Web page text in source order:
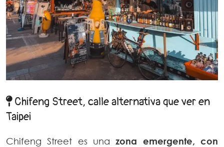
Chifeng Street, calle alternativa que ver en
Taipei
Chifeng Street es unazona emergente, con